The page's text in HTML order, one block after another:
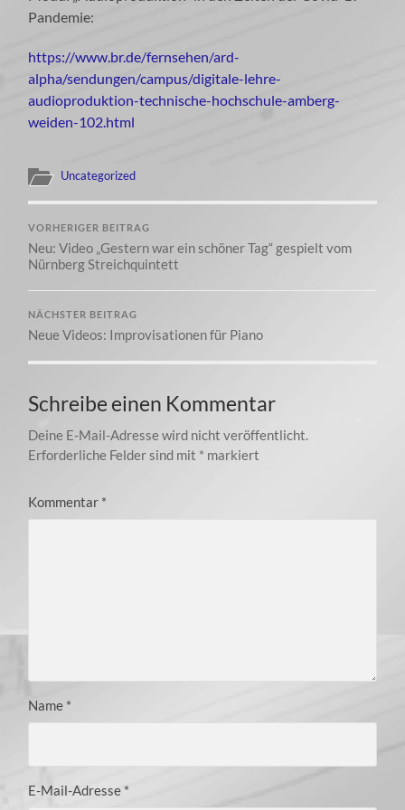
Pandemie:
https://www.br.de/fernsehen/ard-
alpha/sendungen/campus/digitale-lehre-
audioproduktion-technische-hochschule-amberg-
weiden-102.html
Uncategorized
VORHERIGER BEITRAG
Neu: Video „Gestern war ein schöner Tag“ gespielt vom
Nürnberg Streichquintett
NÄCHSTER BEITRAG
Neue Videos: Improvisationen für Piano
Schreibe einen Kommentar
Deine E-Mail-Adresse wird nicht veröffentlicht.
Erforderliche Felder sind mit * markiert
Kommentar *
Name *
E-Mail-Adresse *